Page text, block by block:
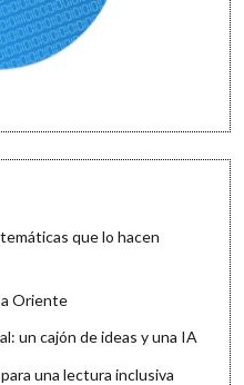
que lo hacen
Oriente
un cajón de ideas y una IA
una lectura inclusiva